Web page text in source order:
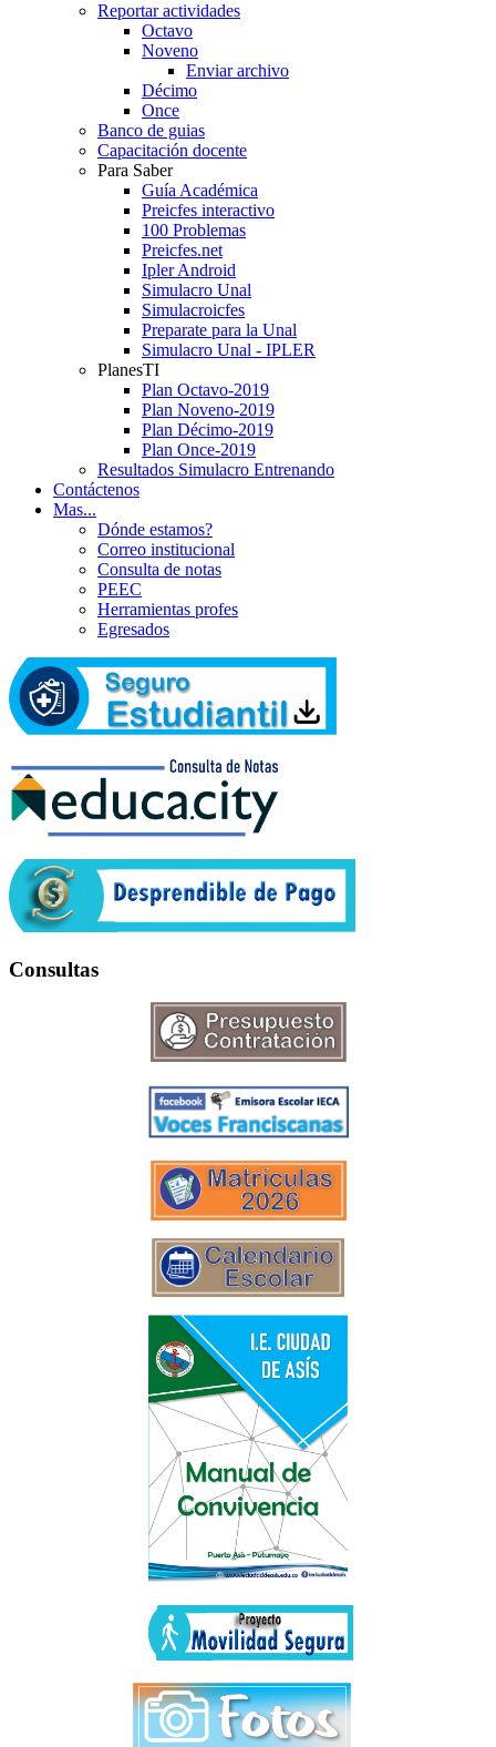
Reportar actividades
Octavo
Noveno
Enviar archivo
Décimo
Once
Banco de guias
Capacitación docente
Para Saber
Guía Académica
Preicfes interactivo
100 Problemas
Preicfes.net
Ipler Android
Simulacro Unal
Simulacroicfes
Preparate para la Unal
Simulacro Unal - IPLER
PlanesTI
Plan Octavo-2019
Plan Noveno-2019
Plan Décimo-2019
Plan Once-2019
Resultados Simulacro Entrenando
Contáctenos
Mas...
Dónde estamos?
Correo institucional
Consulta de notas
PEEC
Herramientas profes
Egresados
Consultas